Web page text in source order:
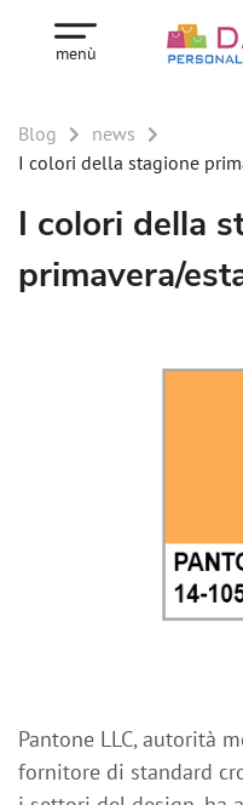
menù
Blog
news
I colori della stagione
I colori della
primavera/
Pantone LLC, autorità
fornitore di standard